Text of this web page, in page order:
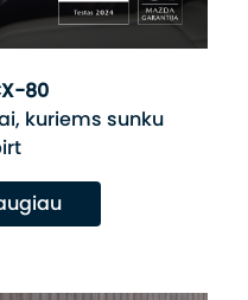
80
kuriems sunku